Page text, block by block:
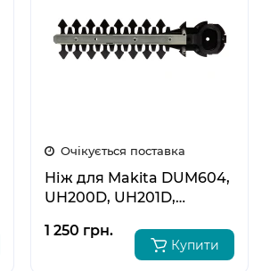
Очікується поставка
Ніж для Makita DUM604,
UH200D, UH201D,
1 250 грн.
Купити